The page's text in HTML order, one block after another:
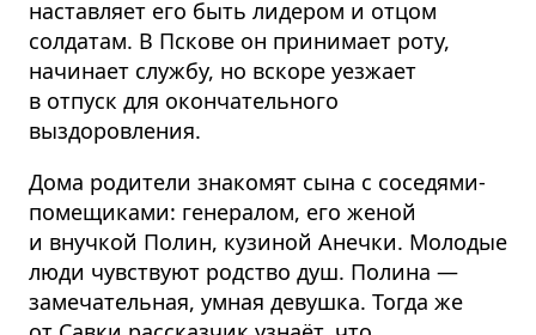
наставляет его быть лидером и отцом
солдатам. В Пскове он принимает роту,
начинает службу, но вскоре уезжает
в отпуск для окончательного
выздоровления.
Дома родители знакомят сына с соседями-
помещиками: генералом, его женой
и внучкой Полин, кузиной Анечки. Молодые
люди чувствуют родство душ. Полина —
замечательная, умная девушка. Тогда же